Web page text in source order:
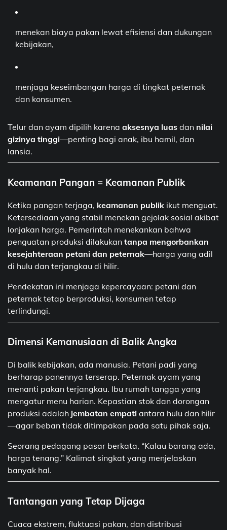
menekan biaya pakan lewat efisiensi dan dukungan
kebijakan,
menjaga keseimbangan harga di tingkat peternak
dan konsumen.
Telur dan ayam dipilih karena aksesnya luas dan nilai
gizinya tinggi—penting bagi anak, ibu hamil, dan
lansia.
Keamanan Pangan = Keamanan Publik
Ketika pangan terjaga, keamanan publik ikut menguat.
Ketersediaan yang stabil menekan gejolak sosial akibat
lonjakan harga. Pemerintah menekankan bahwa
penguatan produksi dilakukan tanpa mengorbankan
kesejahteraan petani dan peternak—harga yang adil
di hulu dan terjangkau di hilir.
Pendekatan ini menjaga kepercayaan: petani dan
peternak tetap berproduksi, konsumen tetap
terlindungi.
Dimensi Kemanusiaan di Balik Angka
Di balik kebijakan, ada manusia. Petani padi yang
berharap panennya terserap. Peternak ayam yang
menanti pakan terjangkau. Ibu rumah tangga yang
mengatur menu harian. Kepastian stok dan dorongan
produksi adalah jembatan empati antara hulu dan hilir
—agar beban tidak ditimpakan pada satu pihak saja.
Seorang pedagang pasar berkata, “Kalau barang ada,
harga tenang.” Kalimat singkat yang menjelaskan
banyak hal.
Tantangan yang Tetap Dijaga
Cuaca ekstrem, fluktuasi pakan, dan distribusi